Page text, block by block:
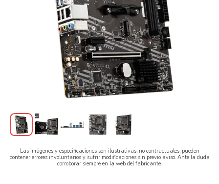
Las imágenes y especificaciones son ilustrativas, no contractuales, pueden
contener errores involuntarios y sufrir modificaciones sin previo aviso. Ante la duda
corroborar siempre en la web del fabricante.